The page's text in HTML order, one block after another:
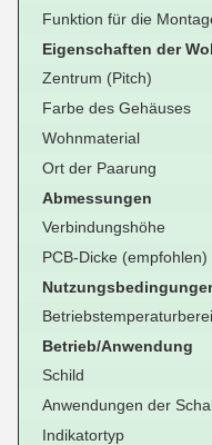
Funktion für die
Eigenschaften der
Zentrum (Pitch)
Farbe des Gehäuses
Wohnmaterial
Ort der Paarung
Abmessungen
Verbindungshöhe
PCB-Dicke (empfohlen)
Betrieb/Anwendung
Schild
Anwendungen der
Indikatortyp